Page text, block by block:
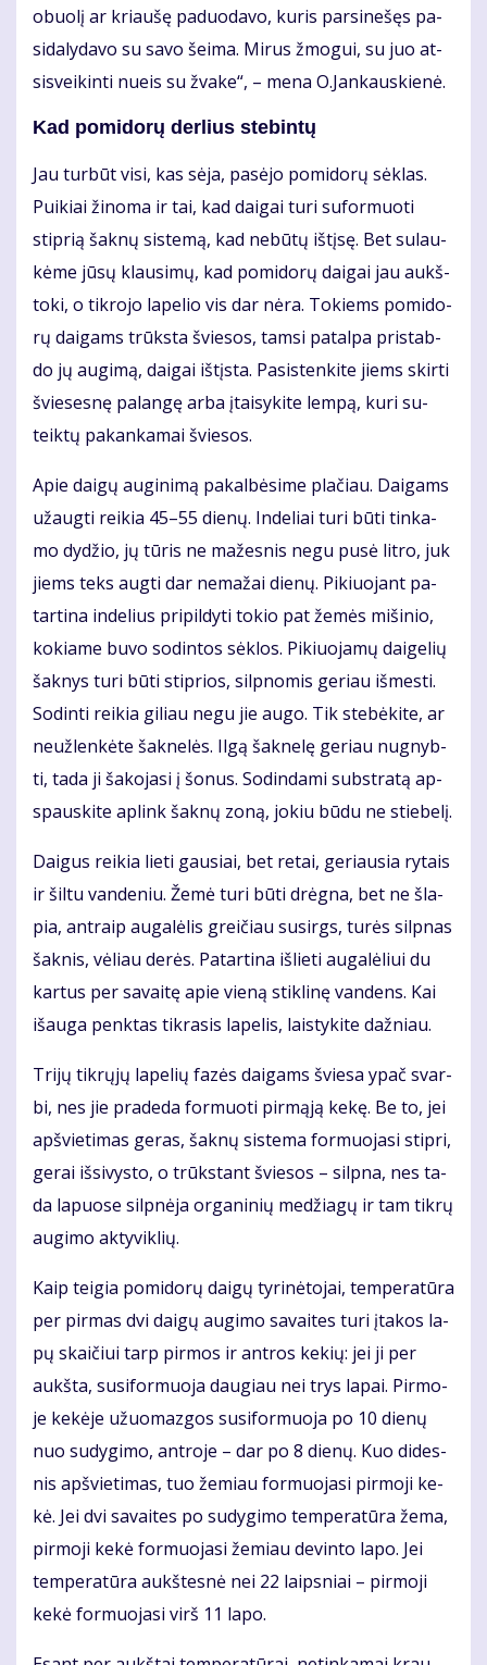
obuo­lį ar kriau­šę pa­duo­da­vo, ku­ris par­si­ne­šęs pa­
si­da­ly­da­vo su sa­vo šei­ma. Mi­rus žmo­gui, su juo at­
si­svei­kin­ti nu­eis su žva­ke“, – me­na O.Jan­kaus­kie­nė.
Kad po­mi­do­rų der­lius ste­bin­tų
Jau tur­būt vi­si, kas sė­ja, pa­sė­jo po­mi­do­rų sėk­las.
Pui­kiai ži­no­ma ir tai, kad dai­gai tu­ri su­for­muo­ti
stip­rią šak­nų sis­te­mą, kad ne­bū­tų iš­tį­sę. Bet su­lau­
kė­me jū­sų klau­si­mų, kad po­mi­do­rų dai­gai jau aukš­
to­ki, o tik­ro­jo la­pe­lio vis dar nė­ra. To­kiems po­mi­do­
rų dai­gams trūks­ta švie­sos, tam­si pa­tal­pa pri­stab­
do jų au­gi­mą, dai­gai iš­tįs­ta. Pa­si­sten­ki­te jiems skir­ti
švie­ses­nę pa­lan­gę ar­ba įtai­sy­ki­te lem­pą, ku­ri su­
teik­tų pa­kan­ka­mai švie­sos.
Apie dai­gų au­gi­ni­mą pa­kal­bė­si­me pla­čiau. Dai­gams
už­aug­ti rei­kia 45–55 die­nų. In­de­liai tu­ri bū­ti tin­ka­
mo dy­džio, jų tū­ris ne ma­žes­nis ne­gu pu­sė lit­ro, juk
jiems teks aug­ti dar ne­ma­žai die­nų. Pi­kiuo­jant pa­
tar­ti­na in­de­lius pri­pil­dy­ti to­kio pat že­mės mi­ši­nio,
ko­kia­me bu­vo so­din­tos sėk­los. Pi­kiuo­ja­mų dai­ge­lių
šak­nys tu­ri bū­ti stip­rios, sil­pno­mis ge­riau iš­mes­ti.
So­din­ti rei­kia gi­liau ne­gu jie au­go. Tik ste­bė­ki­te, ar
ne­už­len­kė­te šak­ne­lės. Il­gą šak­ne­lę ge­riau nu­gnyb­
ti, ta­da ji ša­ko­ja­si į šo­nus. So­din­da­mi sub­stra­tą ap­
spaus­ki­te ap­link šak­nų zo­ną, jo­kiu bū­du ne stie­be­lį.
Dai­gus rei­kia lie­ti gau­siai, bet re­tai, ge­riau­sia ry­tais
ir šil­tu van­de­niu. Že­mė tu­ri bū­ti drėg­na, bet ne šla­
pia, ant­raip au­ga­lė­lis grei­čiau su­sirgs, tu­rės sil­pnas
šak­nis, vė­liau de­rės. Pa­tar­ti­na iš­lie­ti au­ga­lė­liui du
kar­tus per sa­vai­tę apie vie­ną stik­li­nę van­dens. Kai
iš­au­ga penk­tas tik­ra­sis la­pe­lis, lais­ty­ki­te daž­niau.
Tri­jų tik­rų­jų la­pe­lių fa­zės dai­gams švie­sa ypač svar­
bi, nes jie pra­de­da for­muo­ti pir­mą­ją ke­kę. Be to, jei
ap­švie­ti­mas ge­ras, šak­nų sis­te­ma for­muo­ja­si stip­ri,
ge­rai iš­si­vys­to, o trūks­tant švie­sos – sil­pna, nes ta­
da la­puo­se sil­pnė­ja or­ga­ni­nių me­džia­gų ir tam tik­rų
au­gi­mo ak­ty­vik­lių.
Kaip tei­gia po­mi­do­rų dai­gų ty­ri­nė­to­jai, tem­pe­ra­tū­ra
per pir­mas dvi dai­gų au­gi­mo sa­vai­tes tu­ri įta­kos la­
pų skai­čiui tarp pir­mos ir ant­ros ke­kių: jei ji per
aukš­ta, su­si­for­muo­ja dau­giau nei trys la­pai. Pir­mo­
je ke­kė­je užuo­maz­gos su­si­for­muo­ja po 10 die­nų
nuo su­dy­gi­mo, ant­ro­je – dar po 8 die­nų. Kuo di­des­
nis ap­švie­ti­mas, tuo že­miau for­muo­ja­si pir­mo­ji ke­
kė. Jei dvi sa­vai­tes po su­dy­gi­mo tem­pe­ra­tū­ra že­ma,
pir­mo­ji ke­kė for­muo­ja­si že­miau de­vin­to la­po. Jei
tem­pe­ra­tū­ra aukš­tes­nė nei 22 laips­niai – pir­mo­ji
ke­kė for­muo­ja­si virš 11 la­po.